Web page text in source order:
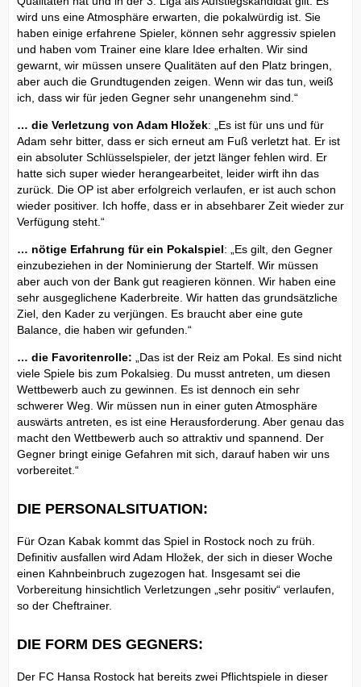
wird uns eine Atmosphäre erwarten, die pokalwürdig ist. Sie
haben einige erfahrene Spieler, können sehr aggressiv spielen
und haben vom Trainer eine klare Idee erhalten. Wir sind
gewarnt, wir müssen unsere Qualitäten auf den Platz bringen,
aber auch die Grundtugenden zeigen. Wenn wir das tun, weiß
ich, dass wir für jeden Gegner sehr unangenehm sind.“
… die Verletzung von Adam Hložek: „Es ist für uns und für
Adam sehr bitter, dass er sich erneut am Fuß verletzt hat. Er ist
ein absoluter Schlüsselspieler, der jetzt länger fehlen wird. Er
hatte sich super wieder herangearbeitet, leider wirft ihn das
zurück. Die OP ist aber erfolgreich verlaufen, er ist auch schon
wieder positiver. Ich hoffe, dass er in absehbarer Zeit wieder zur
Verfügung steht.“
… nötige Erfahrung für ein Pokalspiel: „Es gilt, den Gegner
einzubeziehen in der Nominierung der Startelf. Wir müssen
aber auch von der Bank gut reagieren können. Wir haben eine
sehr ausgeglichene Kaderbreite. Wir hatten das grundsätzliche
Ziel, den Kader zu verjüngen. Es braucht aber eine gute
Balance, die haben wir gefunden.“
… die Favoritenrolle: „Das ist der Reiz am Pokal. Es sind nicht
viele Spiele bis zum Pokalsieg. Du musst antreten, um diesen
Wettbewerb auch zu gewinnen. Es ist dennoch ein sehr
schwerer Weg. Wir müssen nun in einer guten Atmosphäre
auswärts antreten, es ist eine Herausforderung. Aber genau das
macht den Wettbewerb auch so attraktiv und spannend. Der
Gegner bringt einige Gefahren mit sich, darauf haben wir uns
vorbereitet.“
DIE PERSONALSITUATION:
Für Ozan Kabak kommt das Spiel in Rostock noch zu früh.
Definitiv ausfallen wird Adam Hložek, der sich in dieser Woche
einen Kahnbeinbruch zugezogen hat. Insgesamt sei die
Vorbereitung hinsichtlich Verletzungen „sehr positiv“ verlaufen,
so der Cheftrainer.
DIE FORM DES GEGNERS:
Der FC Hansa Rostock hat bereits zwei Pflichtspiele in dieser